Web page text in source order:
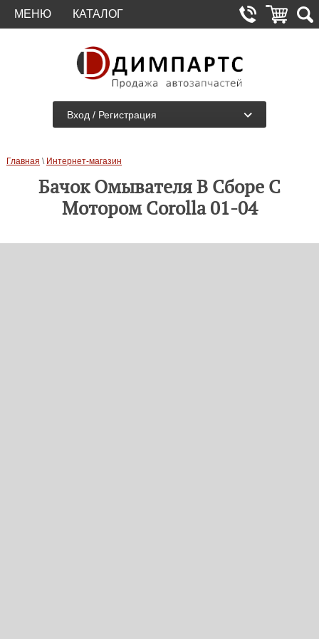
МЕНЮ КАТАЛОГ
Вход / Регистрация
Главная \ Интернет-магазин
Бачок Омывателя В Сборе С
Мотором Corolla 01-04